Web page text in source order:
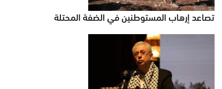
تصاعد إرهاب المستوطنين في الضفة المحتلة